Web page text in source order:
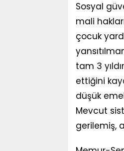
Sosyal
mali
çocuk
tam 3
ettiğini
düşük
Mevcut
gerilemiş,